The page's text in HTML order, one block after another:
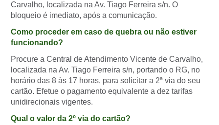
Carvalho, localizada na Av. Tiago Ferreira s/n. O
bloqueio é imediato, após a comunicação.
Como proceder em caso de quebra ou não estiver
funcionando?
Procure a Central de Atendimento Vicente de Carvalho,
localizada na Av. Tiago Ferreira s/n, portando o RG, no
horário das 8 às 17 horas, para solicitar a 2ª via do seu
cartão. Efetue o pagamento equivalente a dez tarifas
unidirecionais vigentes.
Qual o valor da 2º via do cartão?